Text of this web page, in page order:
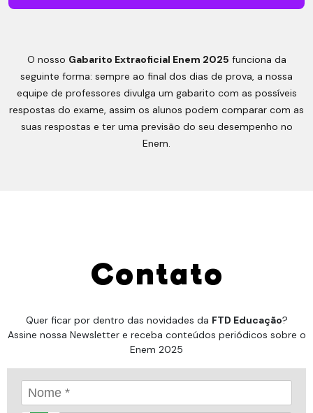
O nosso Gabarito Extraoficial Enem 2025 funciona da
seguinte forma: sempre ao final dos dias de prova, a nossa
equipe de professores divulga um gabarito com as possíveis
respostas do exame, assim os alunos podem comparar com as
suas respostas e ter uma previsão do seu desempenho no
Enem.
Contato
Quer ficar por dentro das novidades da FTD Educação?
Assine nossa Newsletter e receba conteúdos periódicos sobre o
Enem 2025